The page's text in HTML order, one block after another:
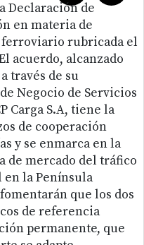
Declaración de
en materia de
rubricada el
acuerdo, alcanzado
través de su
Negocio de Servicios
Carga S.A, tiene la
de cooperación
y se enmarca en la
de mercado del tráfico
la Península
que los dos
de referencia
permanente, que